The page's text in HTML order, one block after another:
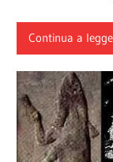
Continua a